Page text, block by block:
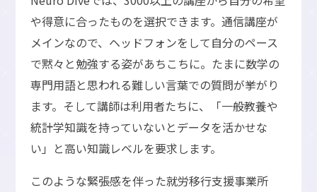
や得意に合ったものを選択できます。通信講座が
メインなので、ヘッドフォンをして自分のペース
で黙々と勉強する姿があちこちに。たまに数学の
専門用語と思われる難しい言葉での質問が挙がり
ます。そして講師は利用者たちに、「一般教養や
統計学知識を持っていないとデータを活かせな
い」と高い知識レベルを要求します。
このような緊張感を伴った就労移行支援事業所